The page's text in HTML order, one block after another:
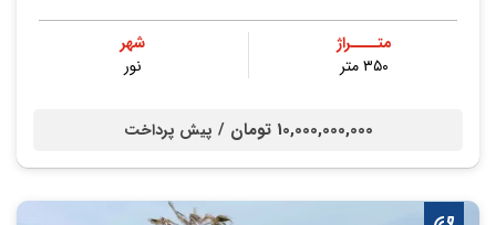
متــــراژ
۳۵۰ متر
شهر
نور
10,000,000,000 تومان / پیش پرداخت